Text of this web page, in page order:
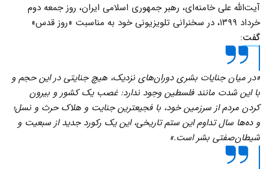
آیت‌الله علی خامنه‌ای، رهبر جمهوری اسلامی ایران، روز جمعه دوم
خرداد ۱۳۹۹، در سخنرانی تلویزیونی خود به مناسبت «روز قدس»
گفت:
«در میان جنایات بشری دوران‌های نزدیک، هیچ جنایتی در این حجم و
با این شدت مانند فلسطین وجود ندارد: غصب یک کشور و بیرون
کردن مردم از سرزمین خود، با فجیعترین جنایت و هلاک حرث و نسل؛
و ده‌ها سال تداوم این ستم تاریخی، این یک رکورد جدید از سبعیت و
شیطان‌صفتی بشر است.»